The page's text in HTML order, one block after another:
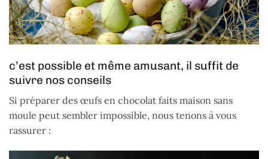
c’est possible et même amusant, il suffit de
suivre nos conseils
Si préparer des œufs en chocolat faits maison sans
moule peut sembler impossible, nous tenons à vous
rassurer :